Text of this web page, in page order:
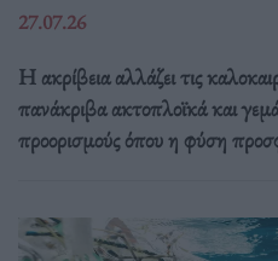
27.07.26
Η ακρίβεια αλλάζει τις
πανάκριβα ακτοπλοϊκά και
προορισμούς όπου η φύση